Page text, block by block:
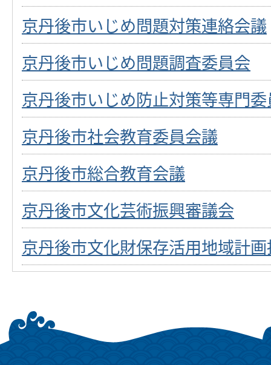
京丹後市いじめ問題対策連絡会議
京丹後市いじめ問題調査委員会
京丹後市いじめ防止対策等専門
京丹後市社会教育委員会議
京丹後市総合教育会議
京丹後市文化芸術振興審議会
京丹後市文化財保存活用地域計